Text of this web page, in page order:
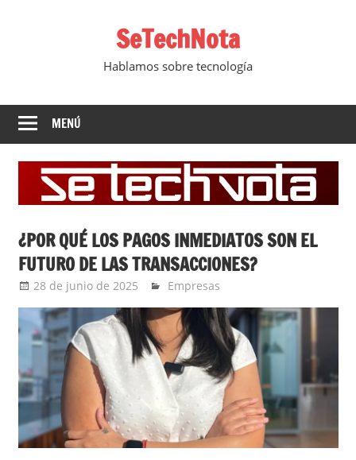
SeTechNota
Hablamos sobre tecnología
MENÚ
¿POR QUÉ LOS PAGOS INMEDIATOS SON EL
FUTURO DE LAS TRANSACCIONES?
28 de junio de 2025 YesidAguilar
Empresas